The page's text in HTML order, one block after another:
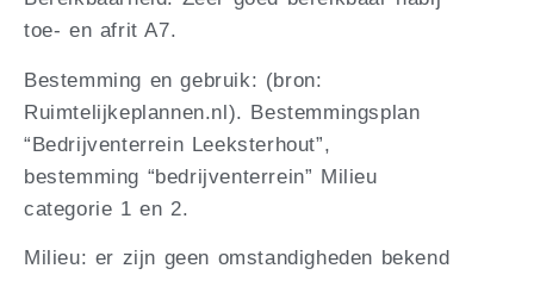
toe- en afrit A7.
Bestemming en gebruik: (bron:
Ruimtelijkeplannen.nl). Bestemmingsplan
“Bedrijventerrein Leeksterhout”,
bestemming “bedrijventerrein” Milieu
categorie 1 en 2.
Milieu: er zijn geen omstandigheden bekend